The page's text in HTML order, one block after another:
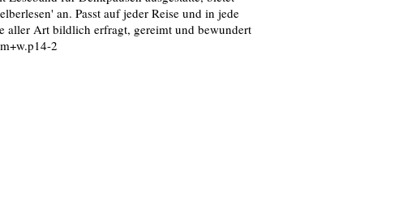
an. Passt auf jeder Reise und in jede
aller Art bildlich erfragt, gereimt und bewundert
2